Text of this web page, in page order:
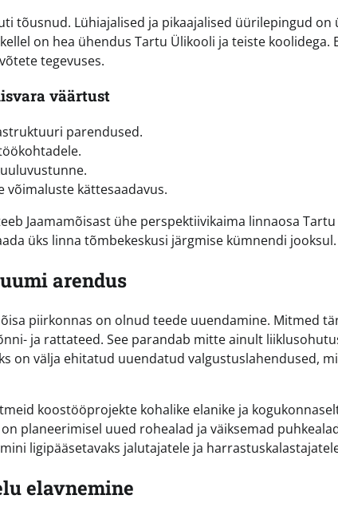
tõusnud. Lühiajalised ja pikaajalised üürilepingud on
on hea ühendus Tartu Ülikooli ja teiste koolidega.
tegevuses.
väärtust
parendused.
võimaluste kättesaadavus.
Jaamamõisast ühe perspektiivikaima linnaosa
üks linna tõmbekeskusi järgmise kümnendi jooksul.
arendus
piirkonnas on olnud teede uuendamine. Mitmed
ja rattateed. See parandab mitte ainult
on välja ehitatud uuendatud valgustuslahendused,
koostööprojekte kohalike elanike ja
planeerimisel uued rohealad ja väiksemad
ligipääsetavaks jalutajatele ja
elavnemine